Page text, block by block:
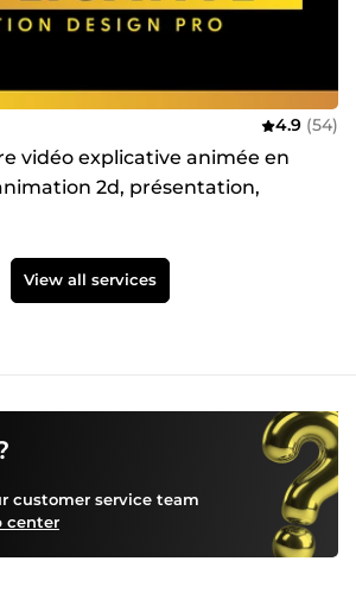
4.9 (54)
vidéo explicative animée en
2d, présentation,
View all services
customer service team
center